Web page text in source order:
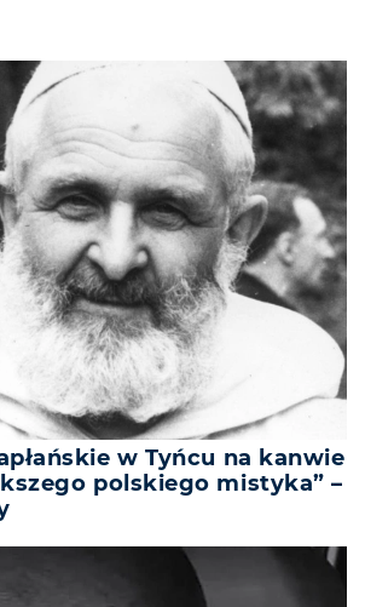
w Tyńcu na kanwie
polskiego mistyka” –